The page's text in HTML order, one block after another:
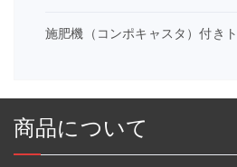
施肥機（コンポキャスタ）付き
商品について